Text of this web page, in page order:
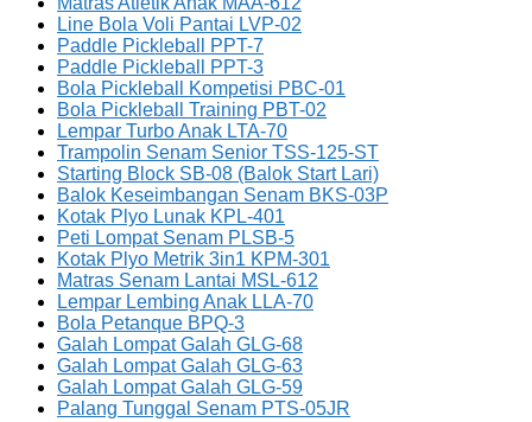
Line Bola Voli Pantai LVP-02
Paddle Pickleball PPT-7
Paddle Pickleball PPT-3
Bola Pickleball Kompetisi PBC-01
Bola Pickleball Training PBT-02
Lempar Turbo Anak LTA-70
Trampolin Senam Senior TSS-125-ST
Starting Block SB-08 (Balok Start Lari)
Balok Keseimbangan Senam BKS-03P
Kotak Plyo Lunak KPL-401
Peti Lompat Senam PLSB-5
Kotak Plyo Metrik 3in1 KPM-301
Matras Senam Lantai MSL-612
Lempar Lembing Anak LLA-70
Bola Petanque BPQ-3
Galah Lompat Galah GLG-68
Galah Lompat Galah GLG-63
Galah Lompat Galah GLG-59
Palang Tunggal Senam PTS-05JR